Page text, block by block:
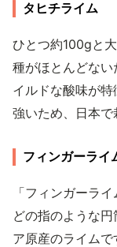
タヒチライム
ひとつ約100gと
種がほとんどな
イルドな酸味が
強いため、日本で
フィンガーライ
「フィンガーラ
どの指のような
ア原産のライム